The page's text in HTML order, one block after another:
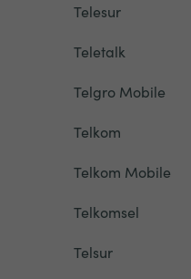
Telesur
Teletalk
Telgro Mobile
Telkom
Telkom Mobile
Telkomsel
Telsur